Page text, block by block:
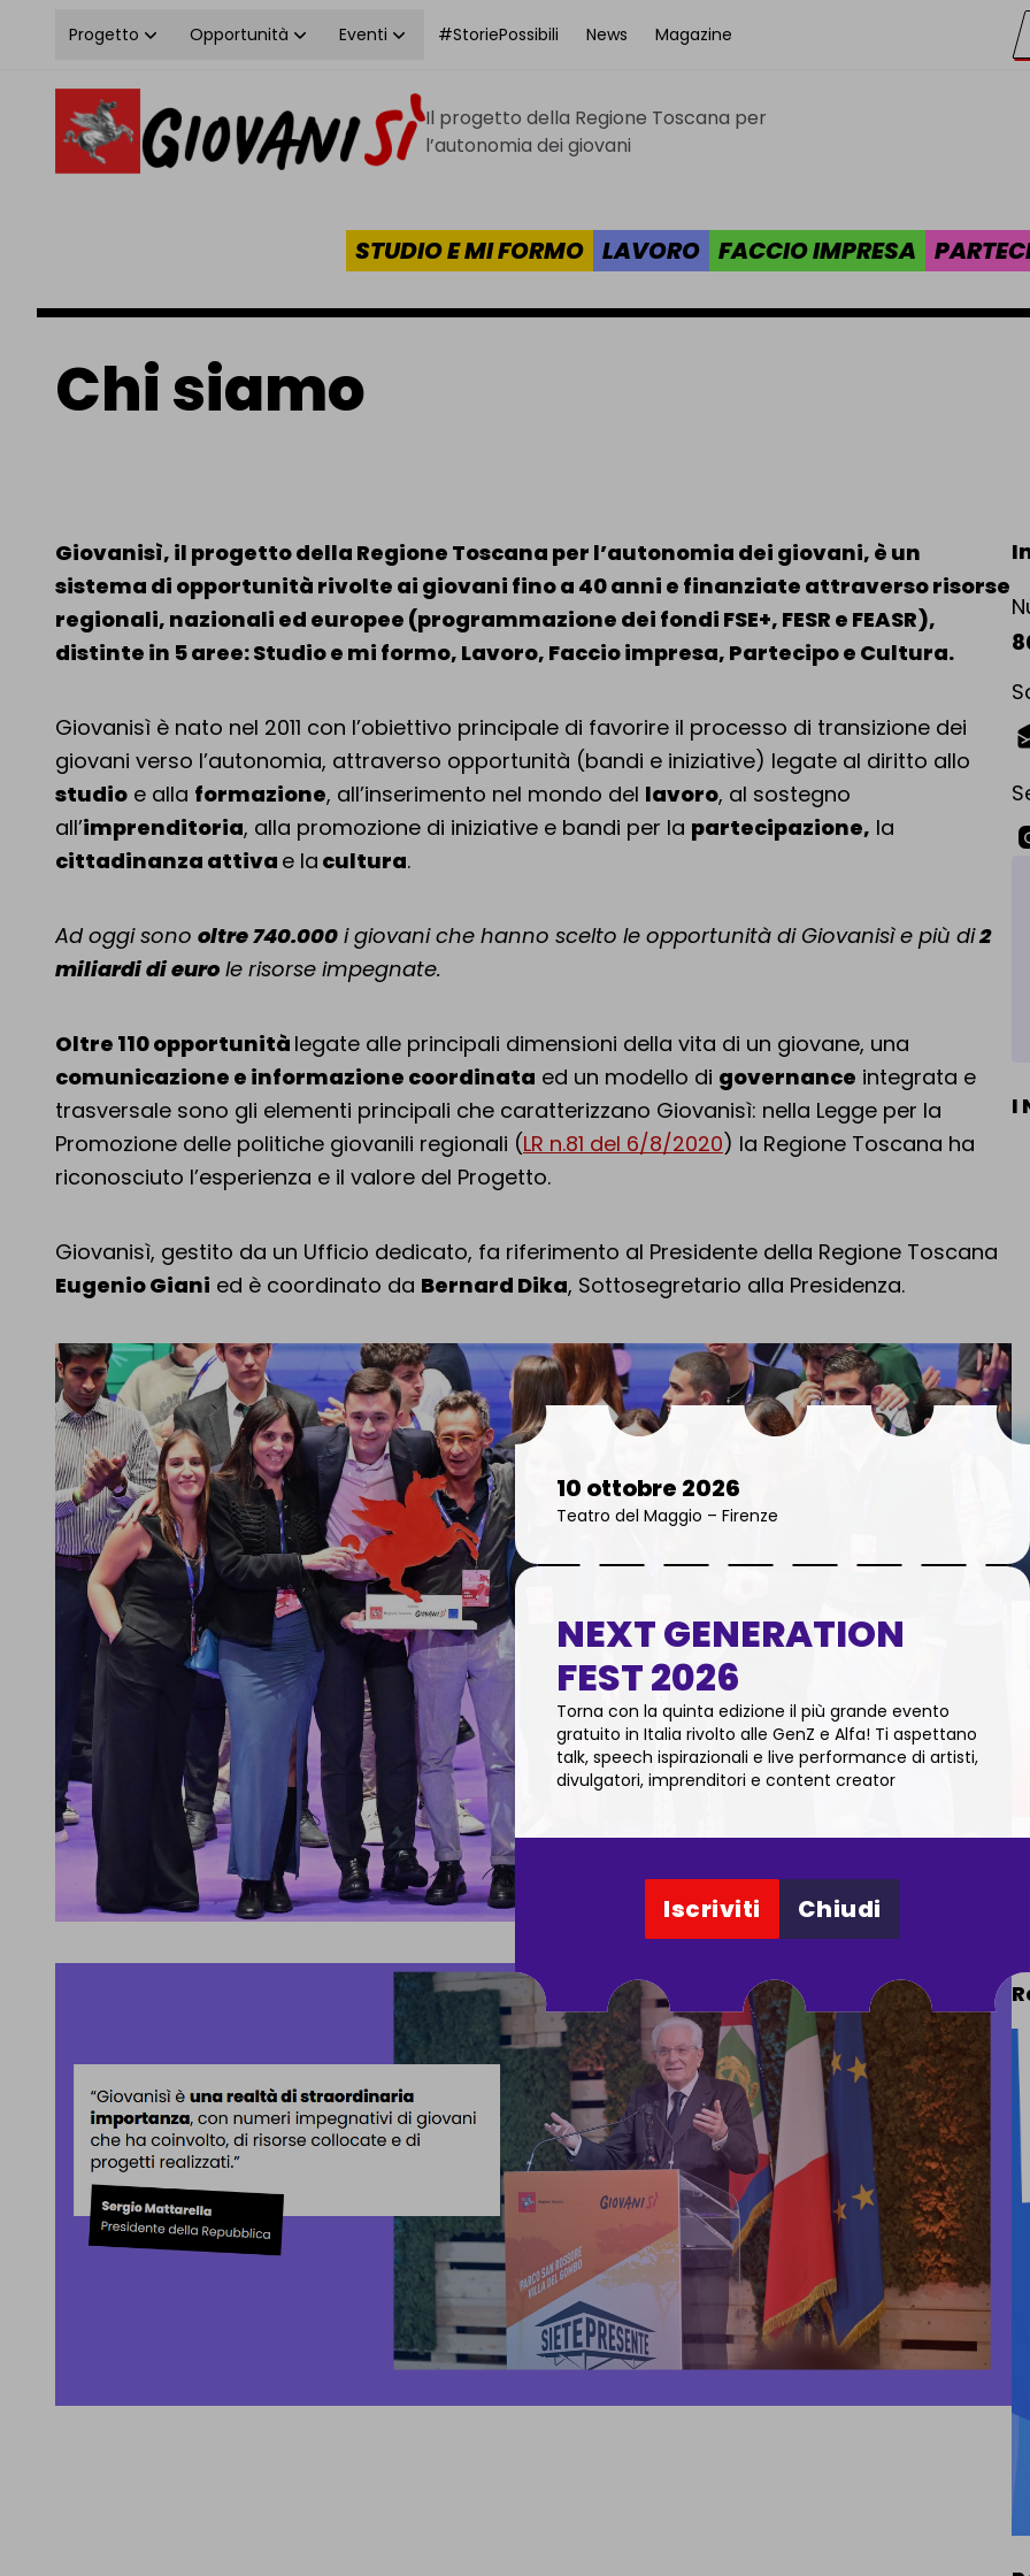
Vai al contenuto
Progetto Opportunità Eventi #StoriePossibili News Magazine
Homepage Giovanisì - Progetto della Regione Toscana
Il progetto della Regione Toscana per
l’autonomia dei giovani
STUDIO E MI FORMO LAVORO FACCIO IMPRESA
Chi siamo
Giovanisì, il progetto della Regione Toscana per l’autonomia dei giovani, è un
sistema di opportunità rivolte ai giovani fino a 40 anni e finanziate attraverso risorse
regionali, nazionali ed europee (programmazione dei fondi FSE+, FESR e FEASR),
distinte in 5 aree: Studio e mi formo, Lavoro, Faccio impresa, Partecipo e Cultura.
Giovanisì è nato nel 2011 con l’obiettivo principale di favorire il processo di transizione dei
giovani verso l’autonomia, attraverso opportunità (bandi e iniziative) legate al diritto allo
studio e alla formazione, all’inserimento nel mondo del lavoro, al sostegno
all’imprenditoria, alla promozione di iniziative e bandi per la partecipazione, la
cittadinanza attiva e la cultura.
Ad oggi sono oltre 740.000 i giovani che hanno scelto le opportunità di Giovanisì e più di2
miliardi di euro le risorse impegnate.
Oltre 110 opportunità legate alle principali dimensioni della vita di un giovane, una
comunicazione e informazione coordinata ed un modello di governance integrata e
trasversale sono gli elementi principali che caratterizzano Giovanisì: nella Legge per la
Promozione delle politiche giovanili regionali (LR n.81 del 6/8/2020) la Regione Toscana ha
riconosciuto l’esperienza e il valore del Progetto.
Giovanisì, gestito da un Ufficio dedicato, fa riferimento al Presidente della Regione Toscana
Eugenio Giani ed è coordinato da Bernard Dika, Sottosegretario alla Presidenza.
I
10 ottobre 2026
Teatro del Maggio – Firenze
NEXT GENERATION
FEST 2026
Torna con la quinta edizione il più grande evento
gratuito in Italia rivolto alle GenZ e Alfa! Ti aspettano
talk, speech ispirazionali e live performance di artisti,
divulgatori, imprenditori e content creator
Chiudila modale
Iscriviti